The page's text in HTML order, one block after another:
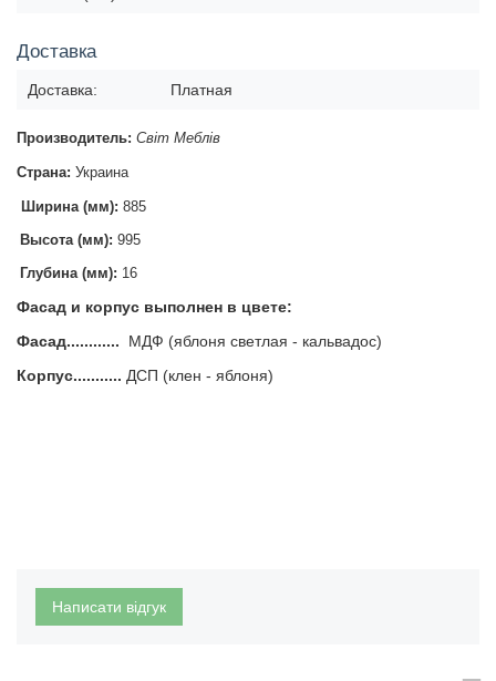
Доставка
Доставка: Платная
Производитель: Світ Меблів
Страна: Украина
Ширина (мм): 885
Высота (мм): 995
Глубина (мм): 16
Фасад и корпус выполнен в цвете:
Фасад............ МДФ (яблоня светлая - кальвадос)
Корпус........... ДСП (клен - яблоня)
Написати відгук